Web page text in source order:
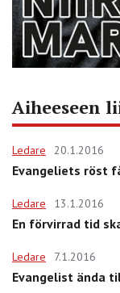
Aiheeseen
Ledare 20.1.2016
Evangeliets röst
Ledare 13.1.2016
En förvirrad tid
Ledare 7.1.2016
Evangelist ända